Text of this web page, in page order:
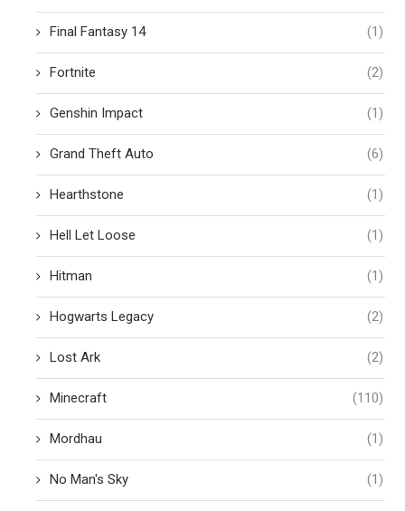
Final Fantasy 14 (1)
Fortnite (2)
Genshin Impact (1)
Grand Theft Auto (6)
Hearthstone (1)
Hell Let Loose (1)
Hitman (1)
Hogwarts Legacy (2)
Lost Ark (2)
Minecraft (110)
Mordhau (1)
No Man's Sky (1)